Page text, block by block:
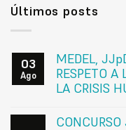
Últimos posts
03
Ago
MEDEL,
RESPETO A
LA CRISIS